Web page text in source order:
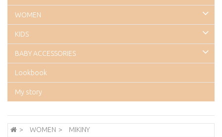
WOMEN
KIDS
BABY ACCESSORIES
Lookbook
My story
WOMEN MIKINY